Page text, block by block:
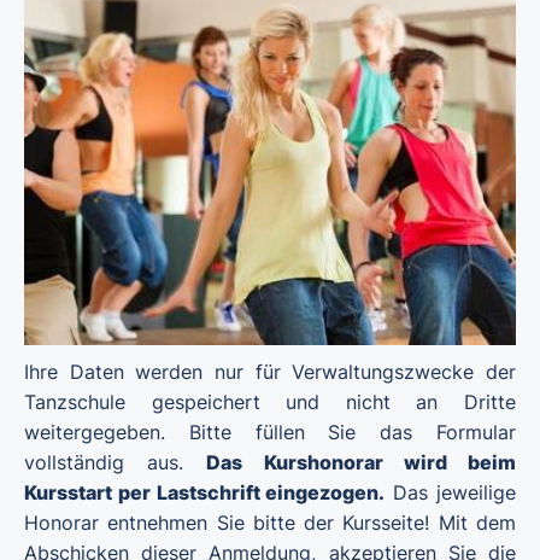
Ihre Daten werden nur für Verwaltungszwecke der
Tanzschule gespeichert und nicht an Dritte
weitergegeben. Bitte füllen Sie das Formular
vollständig aus.Das Kurshonorar wird beim
Kursstart per Lastschrift eingezogen. Das jeweilige
Honorar entnehmen Sie bitte der Kursseite! Mit dem
Abschicken dieser Anmeldung, akzeptieren Sie die